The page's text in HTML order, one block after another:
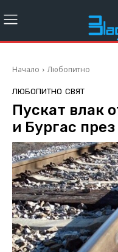
Начало Любопитно
ЛЮБОПИТНО СВЯТ
Пускат влак
и Бургас